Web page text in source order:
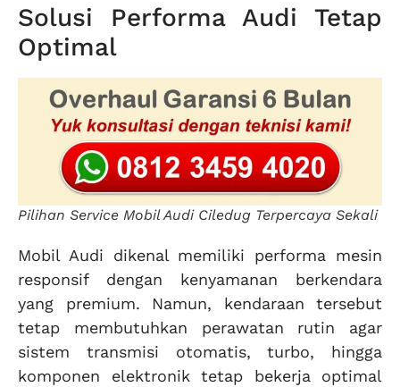
Solusi Performa Audi Tetap
Optimal
Pilihan Service Mobil Audi Ciledug Terpercaya Sekali
Mobil Audi dikenal memiliki performa mesin
responsif dengan kenyamanan berkendara
yang premium. Namun, kendaraan tersebut
tetap membutuhkan perawatan rutin agar
sistem transmisi otomatis, turbo, hingga
komponen elektronik tetap bekerja optimal